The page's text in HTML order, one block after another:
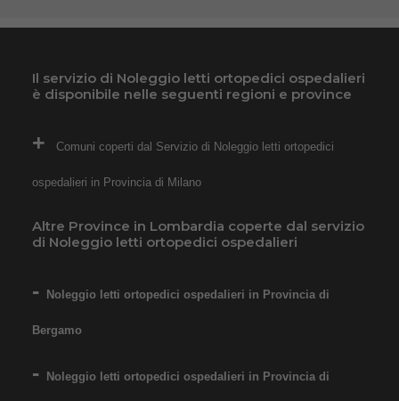
Il servizio di Noleggio letti ortopedici ospedalieri
è disponibile nelle seguenti regioni e province
Comuni coperti dal Servizio di Noleggio letti ortopedici
ospedalieri in Provincia di Milano
Altre Province in Lombardia coperte dal servizio
di Noleggio letti ortopedici ospedalieri
Noleggio letti ortopedici ospedalieri in Provincia di
Bergamo
Noleggio letti ortopedici ospedalieri in Provincia di